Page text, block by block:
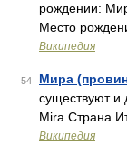
рождении:
Место
Википедия
54 Мира
существуют
Mira Страна
Википедия